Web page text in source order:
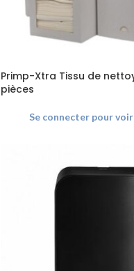
Primp-Xtra Tissu de
pièces
Se connecter pour